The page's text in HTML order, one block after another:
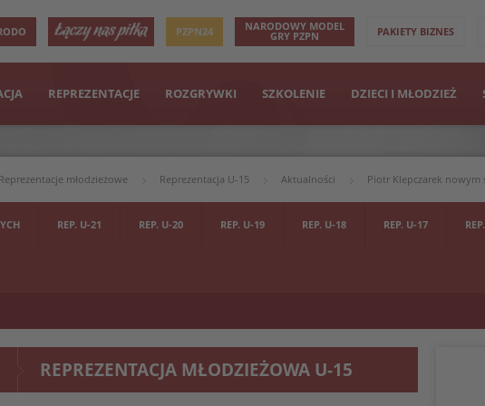
PZPN24 NARODOWY MODEL
GRY PZPN PAKIETY BIZNES
REPREZENTACJE ROZGRYWKI SZKOLENIE DZIECI I MŁODZIEŻ
Reprezentacje młodzieżowe Reprezentacja U-15 Aktualności Piotr Klepczarek nowym
REP. U-21 REP. U-20 REP. U-19 REP. U-18 REP. U-17
REPREZENTACJA MŁODZIEŻOWA U-15